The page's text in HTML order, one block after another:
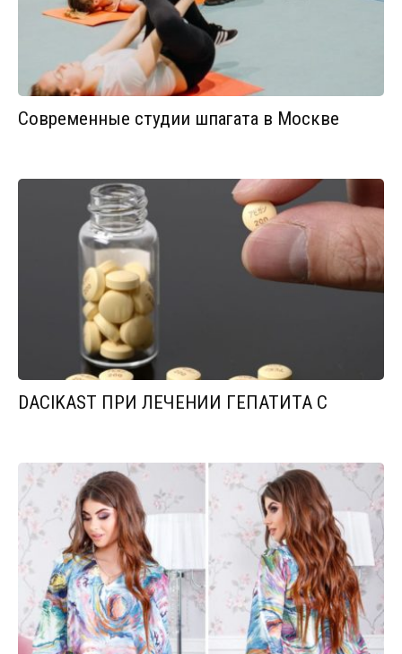
Современные студии шпагата в Москве
DACIKAST ПРИ ЛЕЧЕНИИ ГЕПАТИТА С